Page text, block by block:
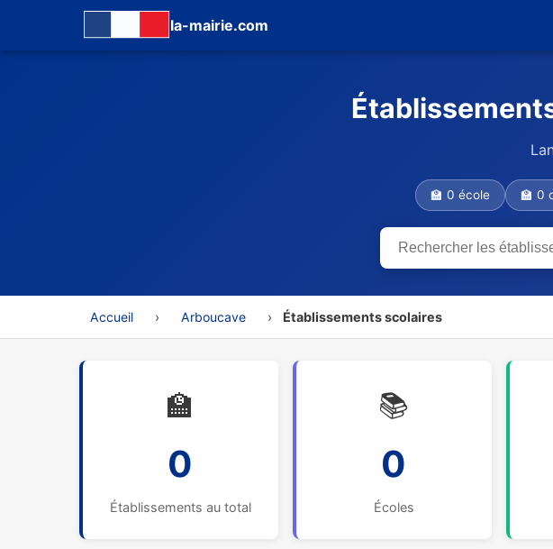
la-mairie.com
🏫 0 école 🏫 0
Accueil › Arboucave › Établissements scolaires
🏫
0
Établissements au total
📚
0
Écoles